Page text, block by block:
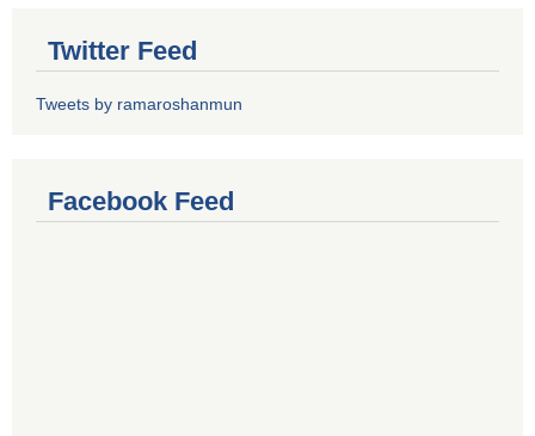
Twitter Feed
Tweets by ramaroshanmun
Facebook Feed